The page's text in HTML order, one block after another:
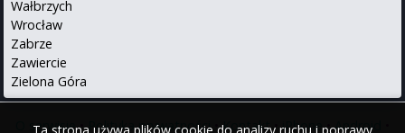
Wałbrzych
Wrocław
Zabrze
Zawiercie
Zielona Góra
O serwisie•Polityka prywatności•Kontakt•iPhone•Android